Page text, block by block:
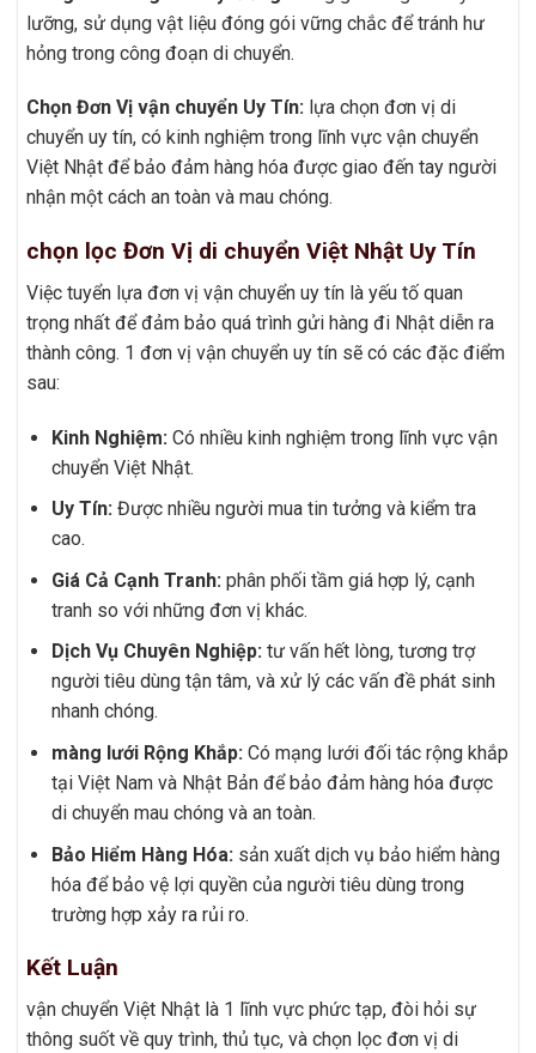
lưỡng, sử dụng vật liệu đóng gói vững chắc để tránh hư
hỏng trong công đoạn di chuyển.
Chọn Đơn Vị vận chuyển Uy Tín: lựa chọn đơn vị di
chuyển uy tín, có kinh nghiệm trong lĩnh vực vận chuyển
Việt Nhật để bảo đảm hàng hóa được giao đến tay người
nhận một cách an toàn và mau chóng.
chọn lọc Đơn Vị di chuyển Việt Nhật Uy Tín
Việc tuyển lựa đơn vị vận chuyển uy tín là yếu tố quan
trọng nhất để đảm bảo quá trình gửi hàng đi Nhật diễn ra
thành công. 1 đơn vị vận chuyển uy tín sẽ có các đặc điểm
sau:
Kinh Nghiệm: Có nhiều kinh nghiệm trong lĩnh vực vận
chuyển Việt Nhật.
Uy Tín:Được nhiều người mua tin tưởng và kiểm tra
cao.
Giá Cả Cạnh Tranh:phân phối tầm giá hợp lý, cạnh
tranh so với những đơn vị khác.
Dịch Vụ Chuyên Nghiệp:tư vấn hết lòng, tương trợ
người tiêu dùng tận tâm, và xử lý các vấn đề phát sinh
nhanh chóng.
màng lưới Rộng Khắp:Có mạng lưới đối tác rộng khắp
tại Việt Nam và Nhật Bản để bảo đảm hàng hóa được
di chuyển mau chóng và an toàn.
Bảo Hiểm Hàng Hóa: sản xuất dịch vụ bảo hiểm hàng
hóa để bảo vệ lợi quyền của người tiêu dùng trong
trường hợp xảy ra rủi ro.
Kết Luận
vận chuyển Việt Nhật là 1 lĩnh vực phức tạp, đòi hỏi sự
thông suốt về quy trình, thủ tục, và chọn lọc đơn vị di